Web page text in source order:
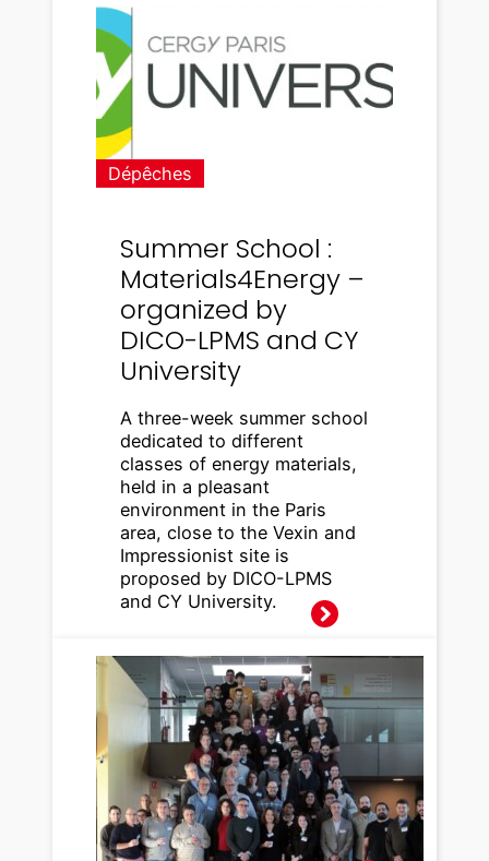
Dépêches
Summer School :
Materials4Energy –
organized by
DICO-LPMS and CY
University
A three-week summer school
dedicated to different
classes of energy materials,
held in a pleasant
environment in the Paris
area, close to the Vexin and
Impressionist site is
proposed by DICO-LPMS
and CY University.
Worksh
op
ELIXIR20
26